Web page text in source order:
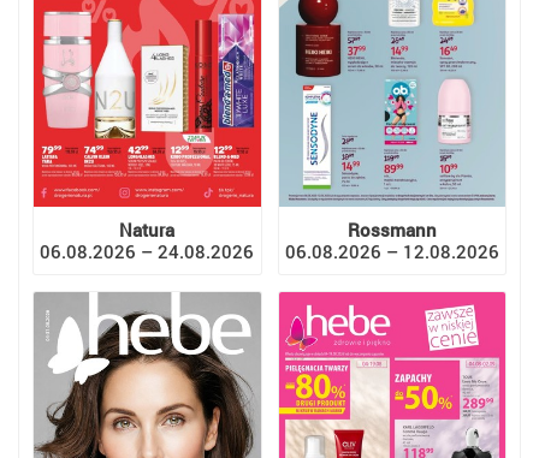
Natura
06.08.2026 – 24.08.2026
Rossmann
06.08.2026 – 12.08.2026